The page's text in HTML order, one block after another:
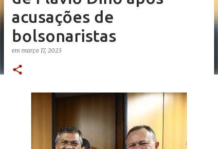
acusações de
bolsonaristas
em março 17, 2023